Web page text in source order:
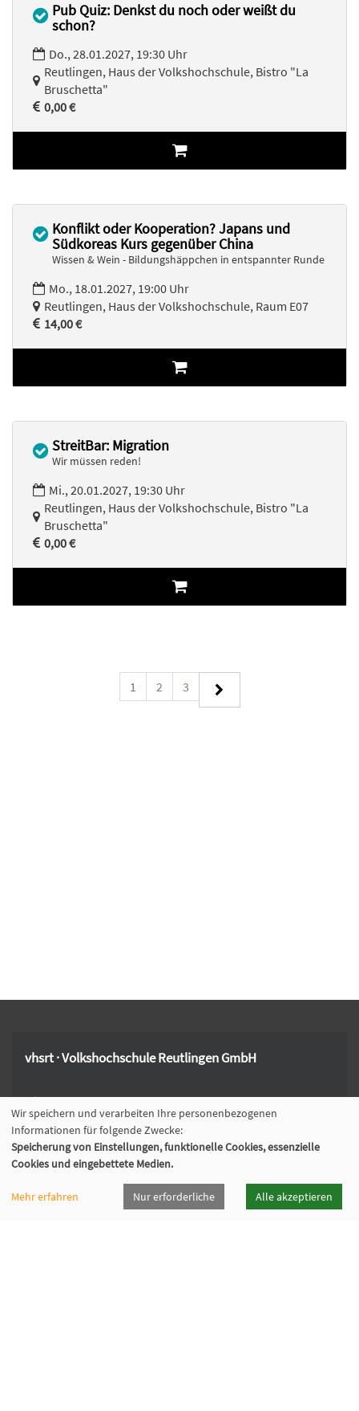
Pub Quiz: Denkst du noch oder weißt du
schon?
Do., 28.01.2027, 19:30 Uhr
Reutlingen, Haus der Volkshochschule, Bistro "La
Bruschetta"
0,00 €
Konflikt oder Kooperation? Japans und
Südkoreas Kurs gegenüber China
Wissen & Wein - Bildungshäppchen in entspannter Runde
Mo., 18.01.2027, 19:00 Uhr
Reutlingen, Haus der Volkshochschule, Raum E07
14,00 €
StreitBar: Migration
Wir müssen reden!
Mi., 20.01.2027, 19:30 Uhr
Reutlingen, Haus der Volkshochschule, Bistro "La
Bruschetta"
0,00 €
1 2 3
vhsrt · Volkshochschule Reutlingen GmbH
Spendhausstraße 6 | 72764 Reutlingen
+49 7121 336-0
+49 7121 336-222
info@vhsrt.de
Wir speichern und verarbeiten Ihre personenbezogenen
Informationen für folgende Zwecke:
Speicherung von Einstellungen, funktionelle Cookies, essenzielle
Cookies und eingebettete Medien.
Mehr erfahren Nur erforderliche Alle akzeptieren